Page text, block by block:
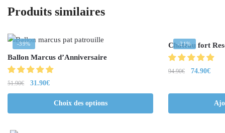
Produits similaires
-39%
Ballon Marcus d’Anniversaire
51.90€ 31.90€
Choix des options
-21%
Chateau fort
94.90€ 74.90€